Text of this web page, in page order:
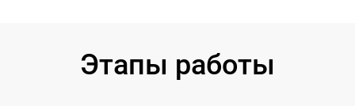
Этапы работы